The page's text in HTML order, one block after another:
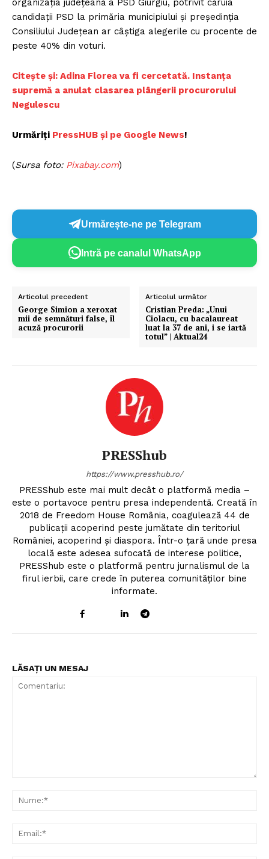
organizaţia judeţeană a PSD Giurgiu, potrivit căruia
candidaţii PSD la primăria municipiului şi preşedinţia
Consiliului Judeţean ar câştiga alegerile cu procente de
peste 40% din voturi.
Citește și: Adina Florea va fi cercetată. Instanța
supremă a anulat clasarea plângerii procurorului
Negulescu
Urmăriți PressHUB și pe Google News!
(Sursa foto: Pixabay.com)
Urmărește-ne pe Telegram
Intră pe canalul WhatsApp
Articolul precedent
George Simion a xeroxat
mii de semnături false, îl
acuză procurorii
Articolul următor
Cristian Preda: „Unui
Ciolacu, cu bacalaureat
luat la 37 de ani, i se iartă
totul” | Aktual24
PRESShub
https://www.presshub.ro/
PRESShub este mai mult decât o platformă media –
este o portavoce pentru presa independentă. Creată în
2018 de Freedom House România, coagulează 44 de
publicații acoperind peste jumătate din teritoriul
României, acoperind și diaspora. Într-o țară unde presa
locală este adesea sufocată de interese politice,
PRESShub este o platformă pentru jurnalismul de la
firul ierbii, care crede în puterea comunităților bine
informate.
LĂSAȚI UN MESAJ